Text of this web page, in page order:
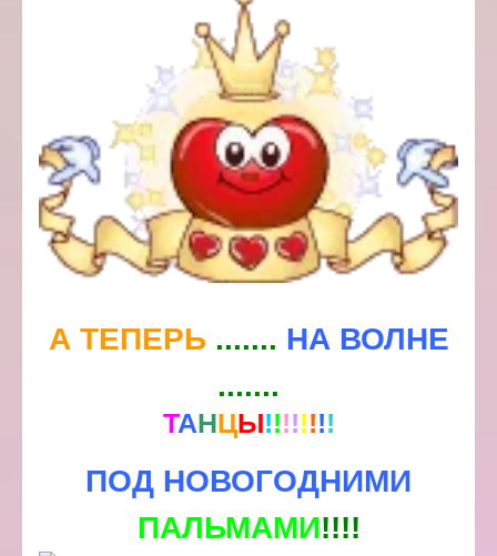
А ТЕПЕРЬ ....... НА ВОЛНЕ
.......
ТАНЦЫ!!!!!!!!
ПОД НОВОГОДНИМИ
ПАЛЬМАМИ!!!!